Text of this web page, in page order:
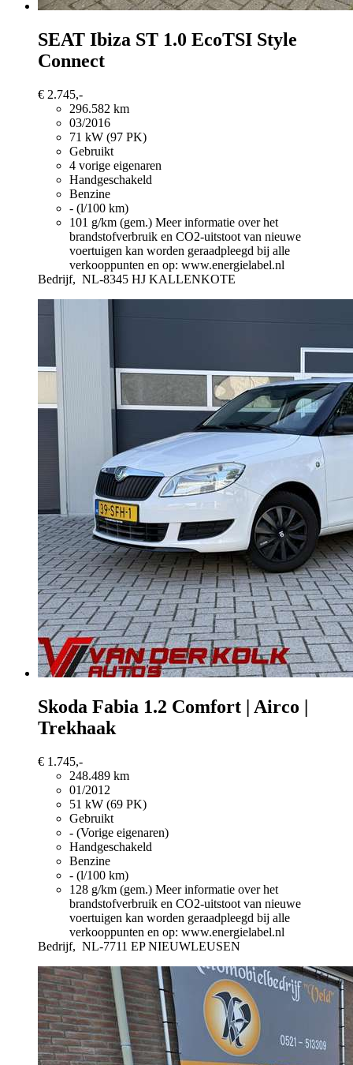
SEAT Ibiza ST 1.0 EcoTSI Style
Connect
€ 2.745,-
296.582 km
03/2016
71 kW (97 PK)
Gebruikt
4 vorige eigenaren
Handgeschakeld
Benzine
- (l/100 km)
101 g/km (gem.) Meer informatie over het
brandstofverbruik en CO2-uitstoot van nieuwe
voertuigen kan worden geraadpleegd bij alle
verkooppunten en op: www.energielabel.nl
Bedrijf, NL-8345 HJ KALLENKOTE
Skoda Fabia 1.2 Comfort | Airco |
Trekhaak
€ 1.745,-
248.489 km
01/2012
51 kW (69 PK)
Gebruikt
- (Vorige eigenaren)
Handgeschakeld
Benzine
- (l/100 km)
128 g/km (gem.) Meer informatie over het
brandstofverbruik en CO2-uitstoot van nieuwe
voertuigen kan worden geraadpleegd bij alle
verkooppunten en op: www.energielabel.nl
Bedrijf, NL-7711 EP NIEUWLEUSEN